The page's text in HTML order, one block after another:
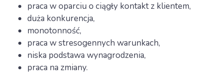
praca w oparciu o ciągły kontakt z klientem,
duża konkurencja,
monotonność,
praca w stresogennych warunkach,
niska podstawa wynagrodzenia,
praca na zmiany.